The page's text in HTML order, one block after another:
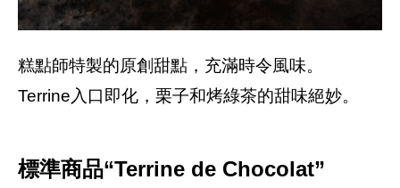
糕點師特製的原創甜點，充滿時令風味。
Terrine入口即化，栗子和烤綠茶的甜味絕妙。
標準商品“Terrine de Chocolat”